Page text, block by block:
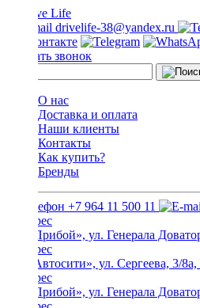
drivelife-38@yandex.ru
Заказать звонок
О нас
Доставка и оплата
Наши клиенты
Контакты
Как купить?
Бренды
+7 964 11 500 11
ТЦ «Прибой», ул. Генерала
ТЦ «Автосити», ул. Сергеева, 3/
ТЦ «Прибой», ул. Генерала